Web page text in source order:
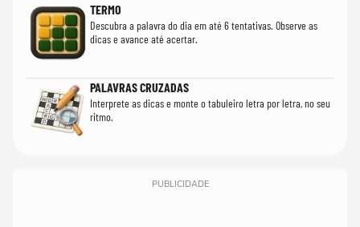
TERMO
Descubra a palavra do dia em até 6 tentativas. Observe as
dicas e avance até acertar.
PALAVRAS CRUZADAS
Interprete as dicas e monte o tabuleiro letra por letra, no seu
ritmo.
PUBLICIDADE